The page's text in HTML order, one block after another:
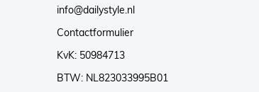
info@dailystyle.nl
Contactformulier
KvK: 50984713
BTW: NL823033995B01